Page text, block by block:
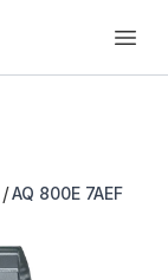
/AQ 800E 7AEF